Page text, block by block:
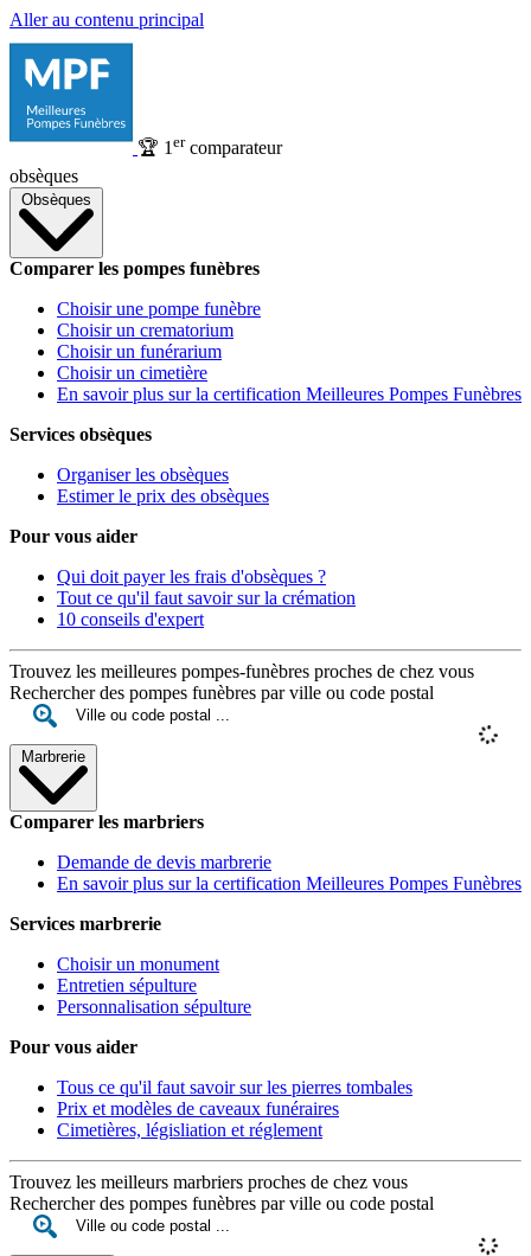
Aller au contenu principal
🏆 1 ercomparateur
obsèques
Obsèques
Comparer les pompes funèbres
Choisir une pompe funèbre
Choisir un crematorium
Choisir un funérarium
Choisir un cimetière
En savoir plus sur la certification Meilleures Pompes Funèbres
Services obsèques
Organiser les obsèques
Estimer le prix des obsèques
Pour vous aider
Qui doit payer les frais d'obsèques ?
Tout ce qu'il faut savoir sur la crémation
10 conseils d'expert
Trouvez les meilleures pompes-funèbres proches de chez vous
Rechercher des pompes funèbres par ville ou code postal
Marbrerie
Comparer les marbriers
Demande de devis marbrerie
En savoir plus sur la certification Meilleures Pompes Funèbres
Services marbrerie
Choisir un monument
Entretien sépulture
Personnalisation sépulture
Pour vous aider
Tous ce qu'il faut savoir sur les pierres tombales
Prix et modèles de caveaux funéraires
Cimetières, législiation et réglement
Trouvez les meilleurs marbriers proches de chez vous
Rechercher des pompes funèbres par ville ou code postal